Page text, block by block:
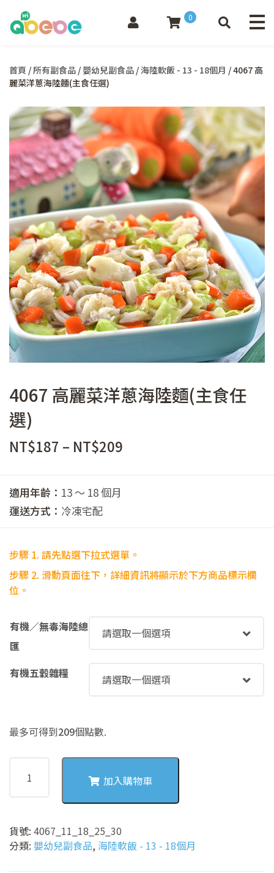
0
首頁 / 所有副食品 / 嬰幼兒副食品 /海陸軟飯 - 13 - 18個月 / 4067 高
麗菜洋蔥海陸麵(主食任選)
4067 高麗菜洋蔥海陸麵(主食任
選)
NT$187 – NT$209
到
NT$209
適用年齡： 13 ～ 18 個月
運送方式： 冷凍宅配
步驟 1. 請先點選下拉式選單。
步驟 2. 滑動頁面往下，詳細資訊將顯示於下方商品標示欄
位。
有機／無毒海陸總
匯
有機五穀雜糧
最多可得到209個點數.
蔥
海
加入購物車
貨號: 4067_11_18_25_30
分類: 嬰幼兒副食品, 海陸軟飯 - 13 - 18個月